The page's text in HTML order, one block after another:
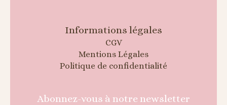
Informations légales
CGV
Mentions Légales
Politique de confidentialité
Abonnez-vous à notre newsletter